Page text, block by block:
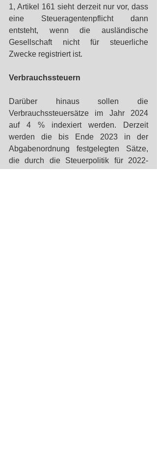
1, Artikel 161 sieht derzeit nur vor, dass
eine Steueragentenpflicht dann
entsteht, wenn die ausländische
Gesellschaft nicht für steuerliche
Zwecke registriert ist.
Verbrauchssteuern
Darüber hinaus sollen die
Verbrauchssteuersätze im Jahr 2024
auf 4 % indexiert werden. Derzeit
werden die bis Ende 2023 in der
Abgabenordnung festgelegten Sätze,
die durch die Steuerpolitik für 2022-